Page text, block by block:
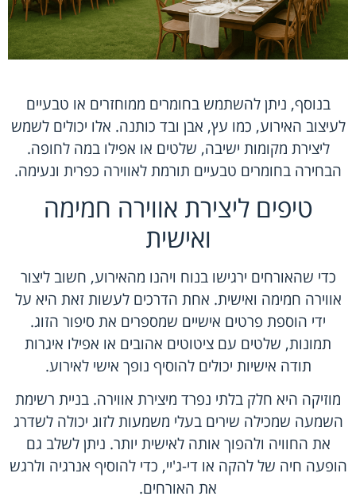
בנוסף, ניתן להשתמש בחומרים ממוחזרים או טבעיים
לעיצוב האירוע, כמו עץ, אבן ובד כותנה. אלו יכולים לשמש
ליצירת מקומות ישיבה, שלטים או אפילו במה לחופה.
הבחירה בחומרים טבעיים תורמת לאווירה כפרית ונעימה.
טיפים ליצירת אווירה חמימה
ואישית
כדי שהאורחים ירגישו בנוח ויהנו מהאירוע, חשוב ליצור
אווירה חמימה ואישית. אחת הדרכים לעשות זאת היא על
ידי הוספת פרטים אישיים שמספרים את סיפור הזוג.
תמונות, שלטים עם ציטוטים אהובים או אפילו איגרות
תודה אישיות יכולים להוסיף נופך אישי לאירוע.
מוזיקה היא חלק בלתי נפרד מיצירת אווירה. בניית רשימת
השמעה שמכילה שירים בעלי משמעות לזוג יכולה לשדרג
את החוויה ולהפוך אותה לאישית יותר. ניתן לשלב גם
הופעה חיה של להקה או די-ג'יי, כדי להוסיף אנרגיה ולרגש
את האורחים.